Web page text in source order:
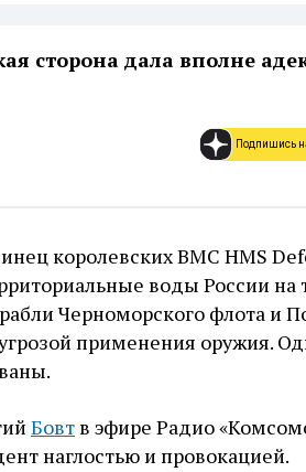
сторона дала вполне
Подпишись
королевских ВМС HMS
воды России на
Черноморского флота и
применения оружия.
Бовтв эфире Радио
наглостью и провокацией.